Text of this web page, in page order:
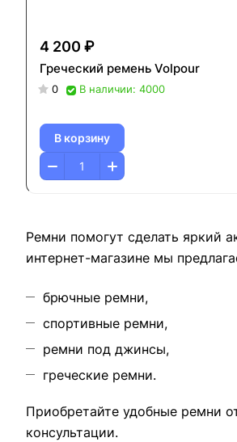
4 200 ₽
Греческий ремень Volpour
0 В наличии: 4000
В корзину
Ремни помогут сделать яркий
интернет-магазине мы
брючные ремни,
спортивные ремни,
ремни под джинсы,
греческие ремни.
Приобретайте удобные ремни
консультации.